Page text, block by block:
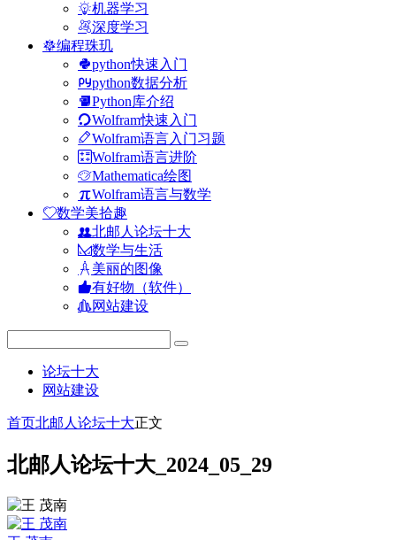
机器学习
深度学习
编程珠玑
python快速入门
python数据分析
Python库介绍
Wolfram快速入门
Wolfram语言入门习题
Wolfram语言进阶
Mathematica绘图
Wolfram语言与数学
数学美拾趣
北邮人论坛十大
数学与生活
美丽的图像
有好物（软件）
网站建设
论坛十大
网站建设
首页北邮人论坛十大正文
北邮人论坛十大_2024_05_29